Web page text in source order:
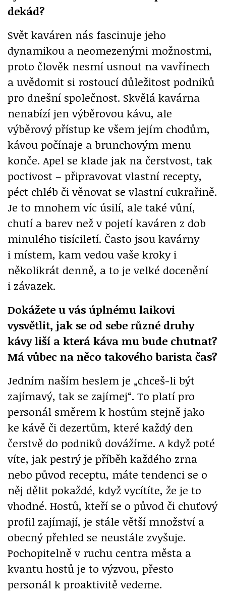
dekád?
Svět kaváren nás fascinuje jeho
dynamikou a neomezenými možnostmi,
proto člověk nesmí usnout na vavřínech
a uvědomit si rostoucí důležitost podniků
pro dnešní společnost. Skvělá kavárna
nenabízí jen výběrovou kávu, ale
výběrový přístup ke všem jejím chodům,
kávou počínaje a brunchovým menu
konče. Apel se klade jak na čerstvost, tak
poctivost – připravovat vlastní recepty,
péct chléb či věnovat se vlastní cukrařině.
Je to mnohem víc úsilí, ale také vůní,
chutí a barev než v pojetí kaváren z dob
minulého tisíciletí. Často jsou kavárny
i místem, kam vedou vaše kroky i
několikrát denně, a to je velké docenění
i závazek.
Dokážete u vás úplnému laikovi
vysvětlit, jak se od sebe různé druhy
kávy liší a která káva mu bude chutnat?
Má vůbec na něco takového barista čas?
Jedním naším heslem je „chceš-li být
zajímavý, tak se zajímej“. To platí pro
personál směrem k hostům stejně jako
ke kávě či dezertům, které každý den
čerstvě do podniků dovážíme. A když poté
víte, jak pestrý je příběh každého zrna
nebo původ receptu, máte tendenci se o
něj dělit pokaždé, když vycítíte, že je to
vhodné. Hostů, kteří se o původ či chuťový
profil zajímají, je stále větší množství a
obecný přehled se neustále zvyšuje.
Pochopitelně v ruchu centra města a
kvantu hostů je to výzvou, přesto
personál k proaktivitě vedeme.